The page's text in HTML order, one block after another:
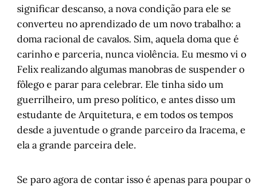
significar descanso, a nova condição para ele se
converteu no aprendizado de um novo trabalho: a
doma racional de cavalos. Sim, aquela doma que é
carinho e parceria, nunca violência. Eu mesmo vi o
Felix realizando algumas manobras de suspender o
fôlego e parar para celebrar. Ele tinha sido um
guerrilheiro, um preso político, e antes disso um
estudante de Arquitetura, e em todos os tempos
desde a juventude o grande parceiro da Iracema, e
ela a grande parceira dele.
Se paro agora de contar isso é apenas para poupar o